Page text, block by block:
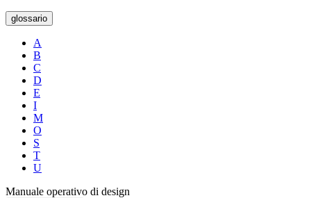
glossario
A
B
C
D
E
I
M
O
S
T
U
Manuale operativo di design